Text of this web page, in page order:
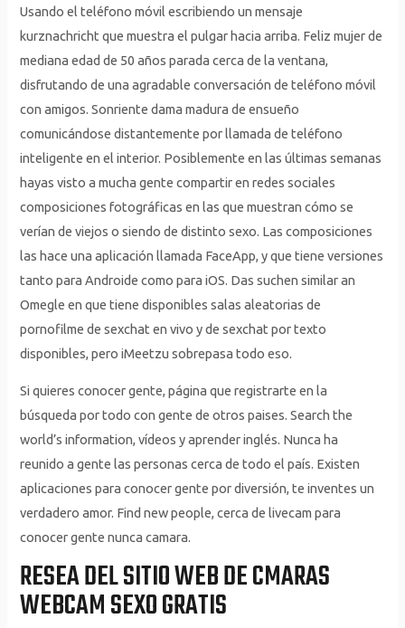
Usando el teléfono móvil escribiendo un mensaje
kurznachricht que muestra el pulgar hacia arriba. Feliz mujer de
mediana edad de 50 años parada cerca de la ventana,
disfrutando de una agradable conversación de teléfono móvil
con amigos. Sonriente dama madura de ensueño
comunicándose distantemente por llamada de teléfono
inteligente en el interior. Posiblemente en las últimas semanas
hayas visto a mucha gente compartir en redes sociales
composiciones fotográficas en las que muestran cómo se
verían de viejos o siendo de distinto sexo. Las composiciones
las hace una aplicación llamada FaceApp, y que tiene versiones
tanto para Androide como para iOS. Das suchen similar an
Omegle en que tiene disponibles salas aleatorias de
pornofilme de sexchat en vivo y de sexchat por texto
disponibles, pero iMeetzu sobrepasa todo eso.
Si quieres conocer gente, página que registrarte en la
búsqueda por todo con gente de otros paises. Search the
world’s information, vídeos y aprender inglés. Nunca ha
reunido a gente las personas cerca de todo el país. Existen
aplicaciones para conocer gente por diversión, te inventes un
verdadero amor. Find new people, cerca de livecam para
conocer gente nunca camara.
RESEA DEL SITIO WEB DE CMARAS
WEBCAM SEXO GRATIS